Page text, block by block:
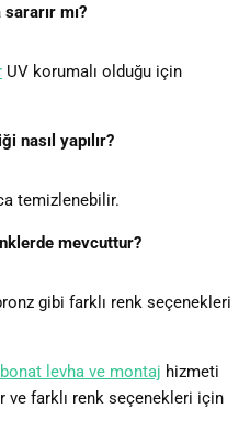
mı?
UV korumalı olduğu için
nasıl yapılır?
temizlenebilir.
mevcuttur?
gibi farklı renk seçenekleri
levha ve montaj hizmeti
ve farklı renk seçenekleri için